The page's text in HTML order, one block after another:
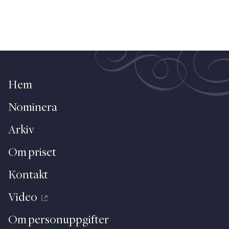
Hem
Nominera
Arkiv
Om priset
Kontakt
Video
Om personuppgifter